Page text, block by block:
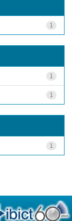
1
1
1
1